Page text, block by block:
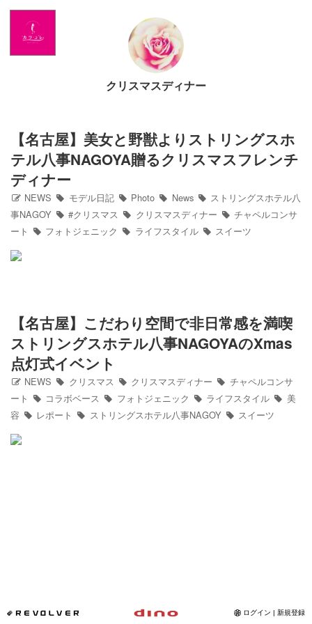
Home
NEWS
アメブロ
GLAMブログ
Profile
Instagram
写真館
カワコレ
クリスマスディナー
【名古屋】美女と野獣よりストリングスホ
テル八事NAGOYA贈るクリスマスフレンチ
ディナー
NEWS モデル日記 Photo News
ストリングスホテル八
事NAGOY
#クリスマス クリスマスディナー
チャペルコンサ
ート
フォトジェニック ライフスタイル スイーツ
【名古屋】こだわり空間で非日常感を満喫
ストリングスホテル八事NAGOYAのXmas
点灯式イベント
NEWS クリスマス クリスマスディナー
チャペルコンサ
ート
コラボベース フォトジェニック ライフスタイル
美
容
レポート ストリングスホテル八事NAGOY スイーツ
*REVOLVER ログイン | 新規登録